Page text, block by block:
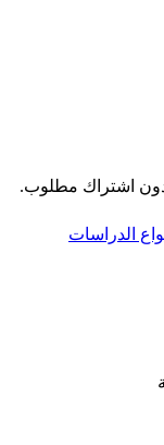
اشتراك مطلوب.
الدراسات